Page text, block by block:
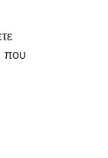
που